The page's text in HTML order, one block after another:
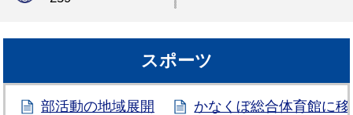
スポーツ
部活動の地域展開 かなくぼ総合体育館に